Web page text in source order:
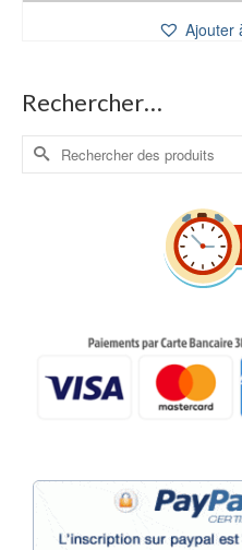
Ajouter
Rechercher…
Rechercher :